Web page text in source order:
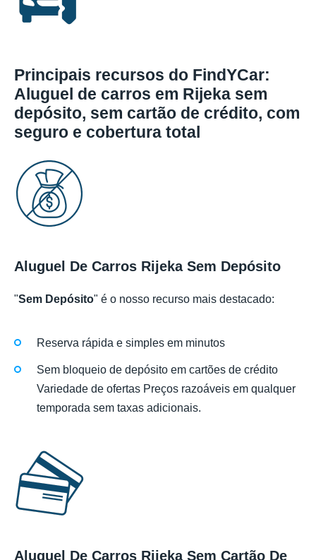
Principais recursos do FindYCar:
Aluguel de carros em Rijeka sem
depósito, sem cartão de crédito, com
seguro e cobertura total
Aluguel De Carros Rijeka Sem Depósito
"Sem Depósito" é o nosso recurso mais destacado:
Reserva rápida e simples em minutos
Sem bloqueio de depósito em cartões de crédito
Variedade de ofertas Preços razoáveis em qualquer
temporada sem taxas adicionais.
Aluguel De Carros Rijeka Sem Cartão De